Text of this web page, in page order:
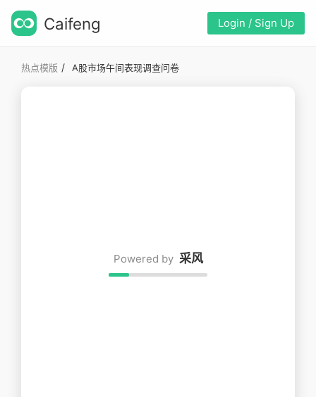
Caifeng Login / Sign Up
热点模版 / A股市场午间表现调查问卷